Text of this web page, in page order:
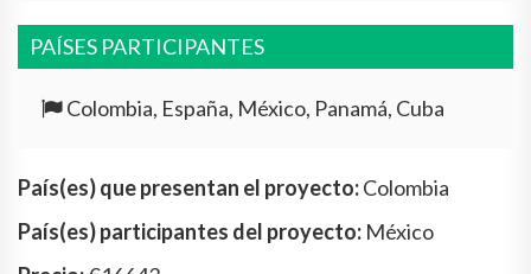
PAÍSES PARTICIPANTES
Colombia, España, México, Panamá, Cuba
País(es) que presentan el proyecto:Colombia
País(es) participantes del proyecto: México